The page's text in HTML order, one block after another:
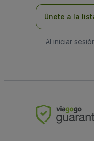
Únete a la
Al iniciar